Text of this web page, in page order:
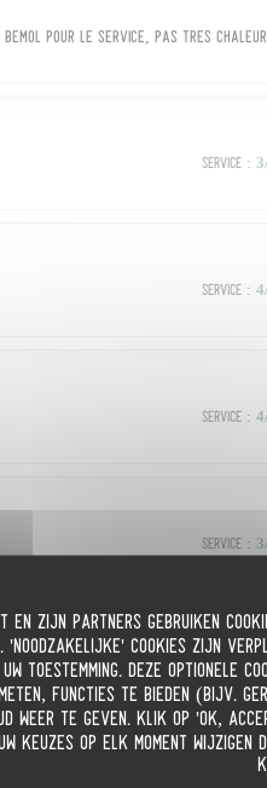
en zijn partners gebruiken
'Noodzakelijke' cookies zijn
toestemming. Deze optionele
functies te bieden (bijv.
weer te geven. Klik op 'OK,
keuzes op elk moment
pour le service, pas très
Service : 3
Service : 4
Service : 4
Service : 3
Service : 5
: un excellent rapport qualité/prix